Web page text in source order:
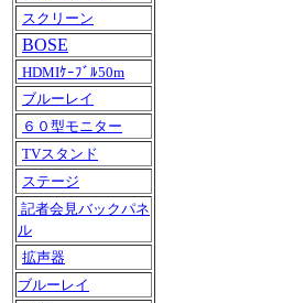
スクリーン
BOSE
HDMIｹｰﾌﾞﾙ50m
ブルーレイ
６０型モニター
TVスタンド
ステージ
記者会見バックパネ
ル
拡声器
ブルーレイ